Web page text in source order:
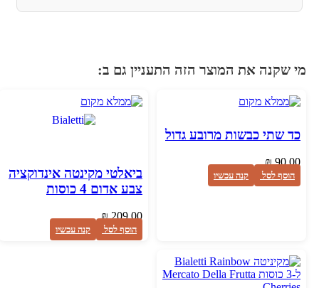
שקנה את המוצר הזה התעניין גם ב:
כד שתי כבשות מרובע גדול
₪90.00
הוסף לסל קנה עכשיו
ביאלטי מקינטה אינדוקציה
צבע אדום 4 כוסות
₪209.00
הוסף לסל קנה עכשיו